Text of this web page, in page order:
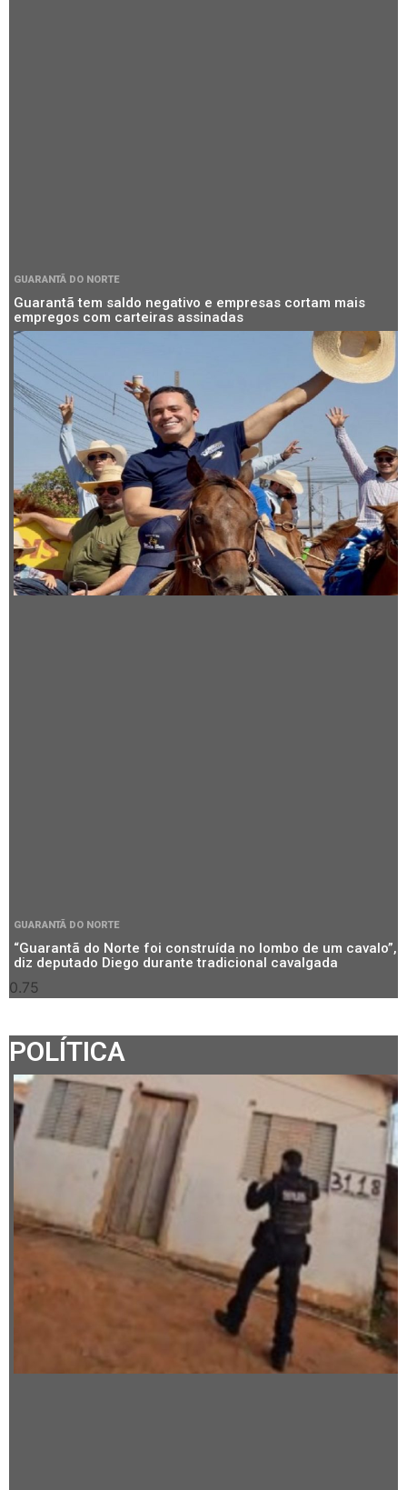
GUARANTÃ DO NORTE
Guarantã tem saldo negativo e empresas cortam mais
empregos com carteiras assinadas
GUARANTÃ DO NORTE
“Guarantã do Norte foi construída no lombo de um cavalo”,
diz deputado Diego durante tradicional cavalgada
POLÍTICA